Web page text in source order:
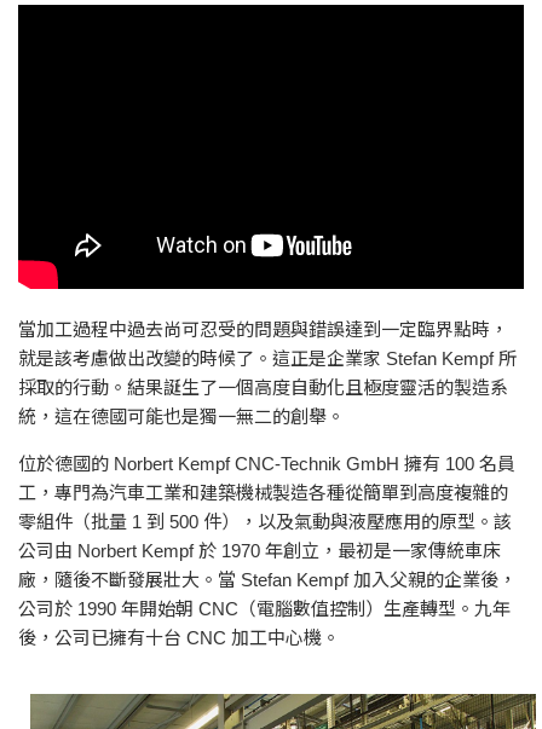
當加工過程中過去尚可忍受的問題與錯誤達到一定臨界點時，
就是該考慮做出改變的時候了。這正是企業家 Stefan Kempf 所
採取的行動。結果誕生了一個高度自動化且極度靈活的製造系
統，這在德國可能也是獨一無二的創舉。
位於德國的 Norbert Kempf CNC-Technik GmbH 擁有 100 名員
工，專門為汽車工業和建築機械製造各種從簡單到高度複雜的
零組件（批量 1 到 500 件），以及氣動與液壓應用的原型。該
公司由 Norbert Kempf 於 1970 年創立，最初是一家傳統車床
廠，隨後不斷發展壯大。當 Stefan Kempf 加入父親的企業後，
公司於 1990 年開始朝 CNC（電腦數值控制）生產轉型。九年
後，公司已擁有十台 CNC 加工中心機。